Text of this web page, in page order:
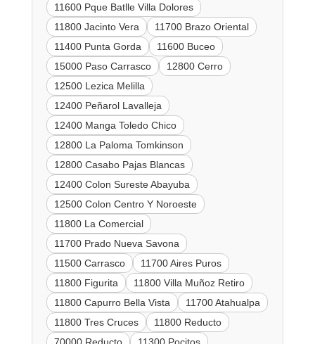
11600 Pque Batlle Villa Dolores
11800 Jacinto Vera
11700 Brazo Oriental
11400 Punta Gorda
11600 Buceo
15000 Paso Carrasco
12800 Cerro
12500 Lezica Melilla
12400 Peñarol Lavalleja
12400 Manga Toledo Chico
12800 La Paloma Tomkinson
12800 Casabo Pajas Blancas
12400 Colon Sureste Abayuba
12500 Colon Centro Y Noroeste
11800 La Comercial
11700 Prado Nueva Savona
11500 Carrasco
11700 Aires Puros
11800 Figurita
11800 Villa Muñoz Retiro
11800 Capurro Bella Vista
11700 Atahualpa
11800 Tres Cruces
11800 Reducto